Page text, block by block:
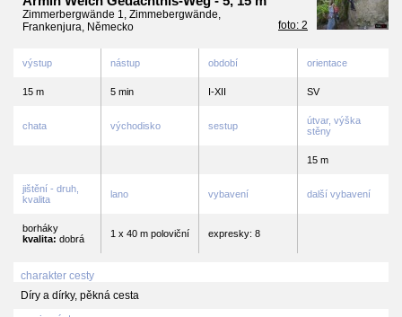
foto: 2
Zimmerbergwände 1, Zimmebergwände,
Frankenjura, Německo
výstup nástup období orientace
15 m 5 min I-XII SV
chata východisko sestup
útvar, výška
stěny
15 m
jištění - druh,
kvalita
lano vybavení další vybavení
borháky
kvalita: dobrá 1 x 40 m poloviční expresky: 8
charakter cesty
Díry a dírky, pěkná cesta